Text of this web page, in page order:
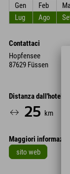
Gen
Feb
Lug
Ago
Contattaci
Hopfensee
87629 Füssen
Distanza dall'hotel
25 km
Maggiori
sito web